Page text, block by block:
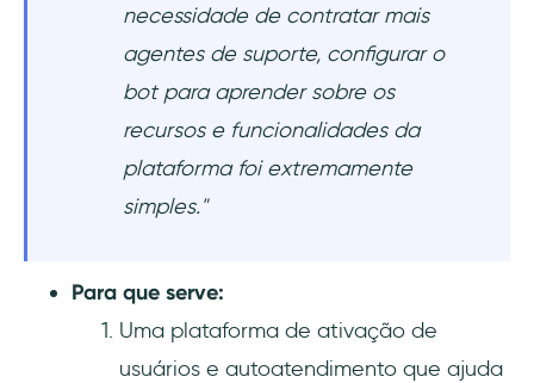
necessidade de contratar mais
agentes de suporte, configurar o
bot para aprender sobre os
recursos e funcionalidades da
plataforma foi extremamente
simples."
Para que serve:
Uma plataforma de ativação de
usuários e autoatendimento que ajuda